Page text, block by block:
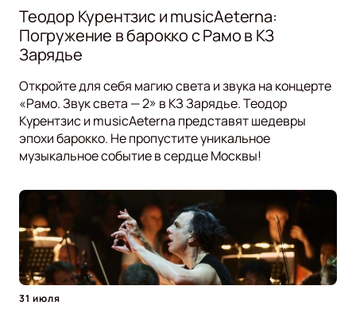
Теодор Курентзис и musicAeterna:
Погружение в барокко с Рамо в КЗ
Зарядье
Откройте для себя магию света и звука на концерте
«Рамо. Звук света — 2» в КЗ Зарядье. Теодор
Курентзис и musicAeterna представят шедевры
эпохи барокко. Не пропустите уникальное
музыкальное событие в сердце Москвы!
31 июля